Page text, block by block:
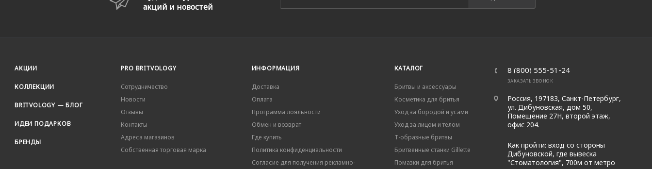
акций и новостей
АКЦИИ
КОЛЛЕКЦИИ
BRITVOLOGY — БЛОГ
ИДЕИ ПОДАРКОВ
БРЕНДЫ
PRO BRITVOLOGY
Сотрудничество
Новости
Отзывы
Контакты
Адреса магазинов
Собственная торговая марка
ИНФОРМАЦИЯ
Доставка
Оплата
Программа лояльности
Обмен и возврат
Где купить
Политика конфиденциальности
Согласие для получения рекламно-
КАТАЛОГ
Бритвы и аксессуары
Косметика для бритья
Уход за бородой и усами
Уход за лицом и телом
Т-образные бритвы
Бритвенные станки Gillette
Помазки для бритья
8 (800) 555-51-24
ЗАКАЗАТЬ ЗВОНОК
Россия, 197183, Санкт-Петербург,
ул. Дибуновская, дом 50,
Помещение 27Н, второй этаж,
офис 204.
Как пройти: вход со стороны
Дибуновской, где вывеска
"Стоматология", 700м от метро